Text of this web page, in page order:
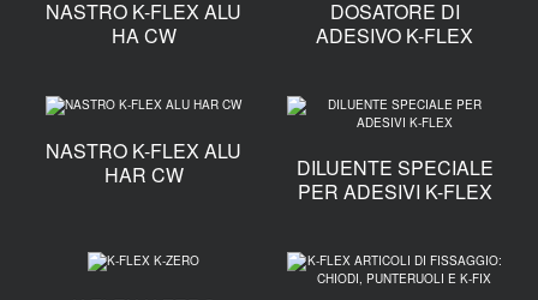
NASTRO K-FLEX ALU
HA CW
DOSATORE DI
ADESIVO K-FLEX
NASTRO K-FLEX ALU
HAR CW
DILUENTE SPECIALE
PER ADESIVI K-FLEX